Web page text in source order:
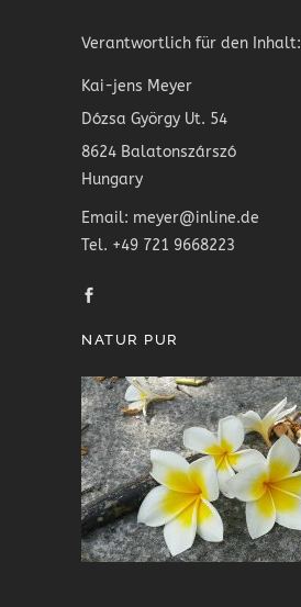
Verantwortlich für den Inhalt:
Kai-jens Meyer
Dózsa György Ut. 54
8624 Balatonszárszó
Hungary
Email: meyer@inline.de
Tel. +49 721 9668223
NATUR PUR